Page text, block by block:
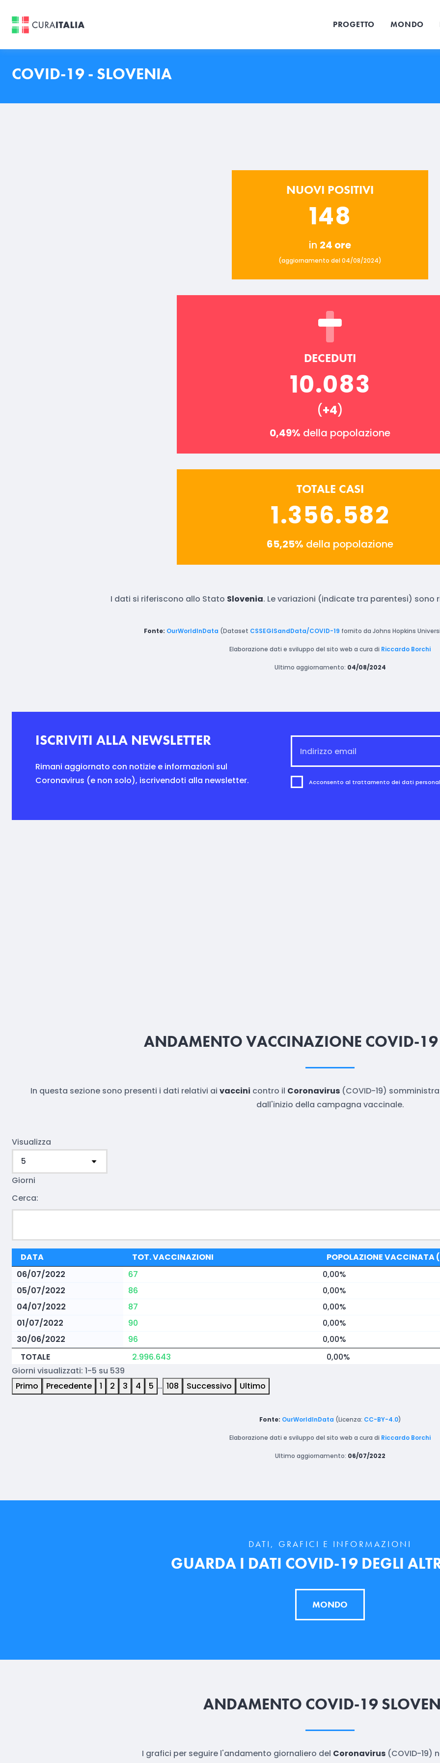
PROGETTO MONDO
COVID-19 - SLOVENIA
NUOVI POSITIVI
148
in 24 ore
(aggiornamento del 04/08/2024)
DECEDUTI
10.083
(+4)
0,49% della popolazione
TOTALE CASI
1.356.582
65,25% della popolazione
I dati si riferiscono allo Stato Slovenia. Le variazioni (indicate tra parentesi)
Fonte: OurWorldInData (Dataset CSSEGISandData/COVID-19 fornito da Johns Hopkins
Elaborazione dati e sviluppo del sito web a cura di Riccardo Borchi
Ultimo aggiornamento: 04/08/2024
ISCRIVITI ALLA NEWSLETTER
Rimani aggiornato con notizie e informazioni sul
Coronavirus (e non solo), iscrivendoti alla newsletter.
Acconsento al trattamento dei dati
ANDAMENTO VACCINAZIONE COVID-
In questa sezione sono presenti i dati relativi ai vaccini contro il Coronavirus(COVID-19)
dall'inizio della campagna vaccinale.
Visualizza
Giorni
Cerca:
DATA TOT. VACCINAZIONI
POPOLAZIONE VACCINATA
06/07/2022
67
0,00%
05/07/2022
86
0,00%
04/07/2022
87
0,00%
01/07/2022
90
0,00%
30/06/2022
96
0,00%
TOTALE
2.996.643
0,00%
Giorni visualizzati: 1-5 su 539
Primo
Precedente 1 2 3 4 5 … 108 Successivo Ultimo
Fonte: OurWorldInData (Licenza: CC-BY-4.0)
Elaborazione dati e sviluppo del sito web a cura di Riccardo Borchi
Ultimo aggiornamento: 06/07/2022
DATI, GRAFICI E INFORMAZIONI
GUARDA I DATI COVID-19 DEGLI
MONDO
ANDAMENTO COVID-19
I grafici per seguire l'andamento giornaliero del Coronavirus(COVID-19)